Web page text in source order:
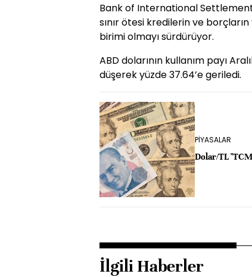
Bank of International
sınır ötesi kredilerin ve
birimi olmayı sürdürüyor.
ABD dolarının kullanım payı
düşerek yüzde 37.64’e geriledi.
PİYASALAR
Dolar/TL
İlgili Haberler